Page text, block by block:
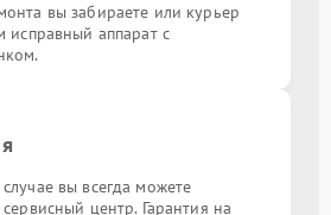
вы забираете или курьер
исправный аппарат с
вы всегда можете
центр. Гарантия на